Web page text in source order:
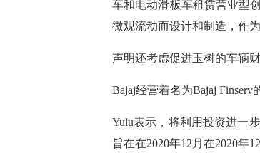
车和电动滑板车租赁营业型
微观流动而设计和制造，作
声明还考虑促进玉树的车辆
Bajaj经营着名为Bajaj Finserv
Yulu表示，将利用投资进一
旨在在2020年12月在2020年